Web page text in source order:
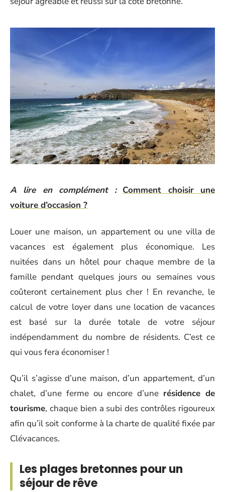
A lire en complément : Comment choisir une
voiture d’occasion ?
Louer une maison, un appartement ou une villa de
vacances est également plus économique. Les
nuitées dans un hôtel pour chaque membre de la
famille pendant quelques jours ou semaines vous
coûteront certainement plus cher ! En revanche, le
calcul de votre loyer dans une location de vacances
est basé sur la durée totale de votre séjour
indépendamment du nombre de résidents. C’est ce
qui vous fera économiser !
Qu’il s’agisse d’une maison, d’un appartement, d’un
chalet, d’une ferme ou encore d’une résidence de
tourisme, chaque bien a subi des contrôles rigoureux
afin qu’il soit conforme à la charte de qualité fixée par
Clévacances.
Les plages bretonnes pour un
séjour de rêve